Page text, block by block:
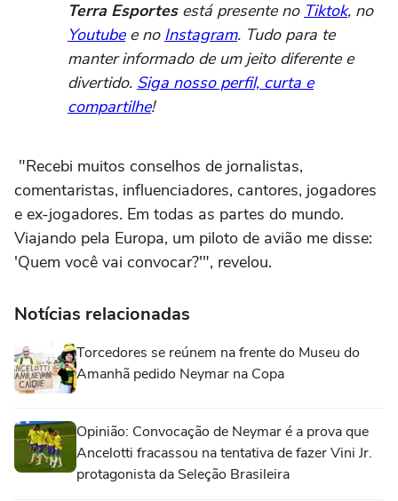
Terra Esportesestá presente no Tiktok, no
Youtubee no Instagram. Tudo para te
manter informado de um jeito diferente e
divertido. Siga nosso perfil, curta e
compartilhe!
"Recebi muitos conselhos de jornalistas,
comentaristas, influenciadores, cantores, jogadores
e ex-jogadores. Em todas as partes do mundo.
Viajando pela Europa, um piloto de avião me disse:
'Quem você vai convocar?'", revelou.
Notícias relacionadas
Torcedores se reúnem na frente do Museu do
Amanhã pedido Neymar na Copa
Opinião: Convocação de Neymar é a prova que
Ancelotti fracassou na tentativa de fazer Vini Jr.
protagonista da Seleção Brasileira